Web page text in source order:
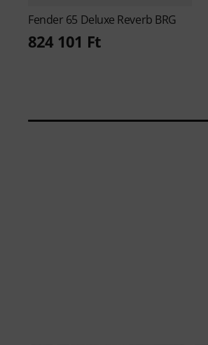
Fender 65 Deluxe Reverb BRG
824 101 Ft